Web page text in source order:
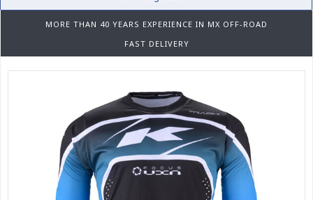
MORE THAN 40 YEARS EXPERIENCE IN MX OFF-ROAD
FAST DELIVERY